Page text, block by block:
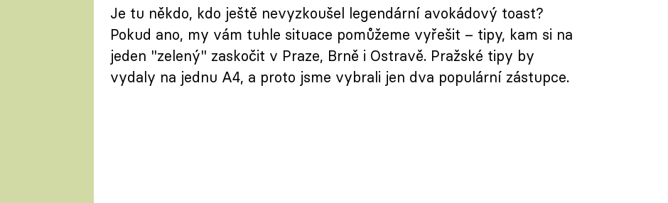
Je tu někdo, kdo ještě nevyzkoušel legendární avokádový toast?
Pokud ano, my vám tuhle situace pomůžeme vyřešit – tipy, kam si na
jeden "zelený" zaskočit v Praze, Brně i Ostravě. Pražské tipy by
vydaly na jednu A4, a proto jsme vybrali jen dva populární zástupce.